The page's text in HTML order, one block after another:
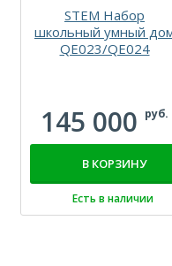
STEM Набор
школьный умный
QE023/QE024
145 000 руб.
В КОРЗИНУ
Есть в наличии